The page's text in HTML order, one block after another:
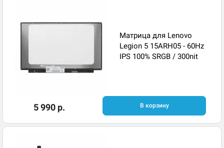
Матрица для Lenovo
Legion 5 15ARH05 - 60Hz
IPS 100% SRGB / 300nit
5 990 р. В корзину